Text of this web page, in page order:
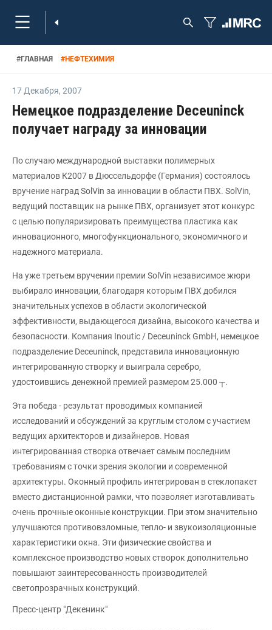
#ГЛАВНАЯ #НЕФТЕХИМИЯ
17 Декабря, 2007
Немецкое подразделение Deceuninck
получает награду за инновации
По случаю международной выставки полимерных
материалов К2007 в Дюссельдорфе (Германия) состоялось
вручение наград SolVin за инновации в области ПВХ. SolVin,
ведущий поставщик на рынке ПВХ, организует этот конкурс
с целью популяризировать преимущества пластика как
инновационного, многофункционального, экономичного и
надежного материала.
На уже третьем вручении премии SolVin независимое жюри
выбирало инновации, благодаря которым ПВХ добился
значительных успехов в области экологической
эффективности, выдающегося дизайна, высокого качества и
безопасности. Компания Inoutic / Deceuninck GmbH, немецкое
подразделение Deceuninck, представила инновационную
интегрированную створку и выиграла серебро,
удостоившись денежной премией размером 25.000 ┬.
Эта победа - результат проводимых компанией
исследований и обсуждений за круглым столом с участием
ведущих архитекторов и дизайнеров. Новая
интегрированная створка отвечает самым последним
требованиям с точки зрения экологии и современной
архитектуры. Оконный профиль интегрирован в стеклопакет
вместо дистанционной рамки, что позволяет изготавливать
очень прочные оконные конструкции. При этом значительно
улучшаются противовзломные, тепло- и звукоизоляционные
характеристики окна. Эти физические свойства и
комплексное производство новых створок дополнительно
повышают заинтересованность производителей
светопрозрачных конструкций.
Пресс-центр "Декенинк"